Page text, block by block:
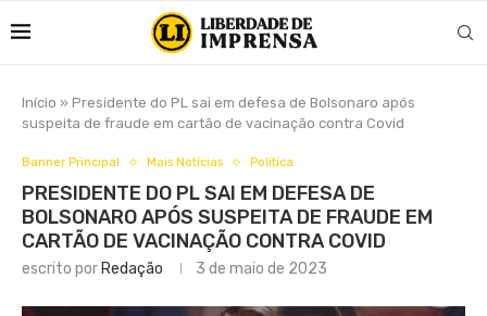
Início » Presidente do PL sai em defesa de Bolsonaro após
suspeita de fraude em cartão de vacinação contra Covid
Banner Principal Mais Notícias Política
PRESIDENTE DO PL SAI EM DEFESA DE
BOLSONARO APÓS SUSPEITA DE FRAUDE EM
CARTÃO DE VACINAÇÃO CONTRA COVID
escrito por Redação 3 de maio de 2023